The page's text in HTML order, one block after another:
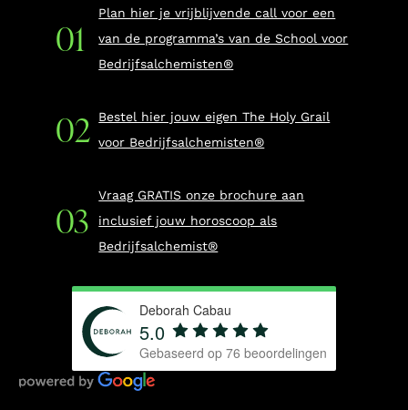
Plan hier je vrijblijvende call voor een
van de programma’s van de School voor
Bedrijfsalchemisten®
Bestel hier jouw eigen The Holy Grail
voor Bedrijfsalchemisten®
Vraag GRATIS onze brochure aan
inclusief jouw horoscoop als
Bedrijfsalchemist®
Deborah Cabau
5.0
Gebaseerd op 76 beoordelingen